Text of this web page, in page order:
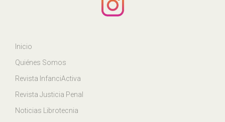
Inicio
Quiénes Somos
Revista InfanciActiva
Revista Justicia Penal
Noticias Librotecnia